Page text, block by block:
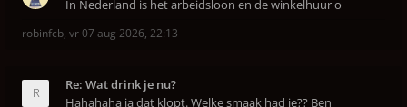
In Nederland is het arbeidsloon en de winkelhuur o
robinfcb, vr 07 aug 2026, 22:13
Re: Wat drink je nu?
Hahahaha ja dat klopt. Welke smaak had je?? Ben